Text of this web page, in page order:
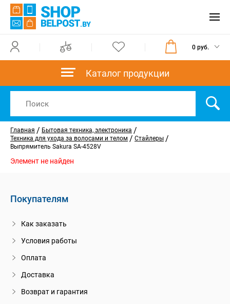
0 руб.
Каталог продукции
Главная / Бытовая техника, электроника /
Техника для ухода за волосами и телом / Стайлеры /
Выпрямитель Sakura SA-4528V
Элемент не найден
Покупателям
Как заказать
Условия работы
Оплата
Доставка
Возврат и гарантия